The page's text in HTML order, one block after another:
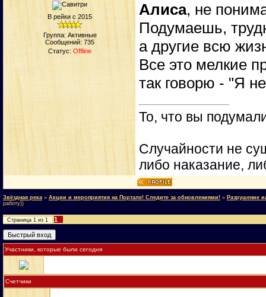
В рейки с 2015
Группа: Активные
Сообщений: 735
Статус: Offline
Алиса, не
Подумаешь,
а другие всю
Все это мелкие
так говорю - "Я
То, что вы
Случайности не
либо наказание,
Звёздная река » Акции и мероприятия на Портале! Следите за обновлениями! » Разрушение
работу))
Страница 1 из 1 1
Участники, которые были сегодня
Счетчики